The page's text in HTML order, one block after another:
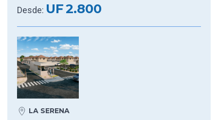
Desde: UF2.800
LA SERENA